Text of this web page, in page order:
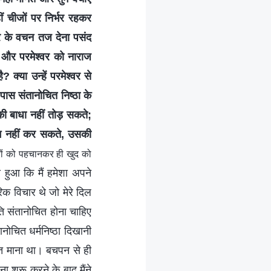
पर निर्भर रहकर
के वचन तज देना पसंद
परमेश्वर को नाराज
क्या उन्हें परमेश्वर से
संतानोचित निष्ठा के
बाधा नहीं तोड़ सकते;
नहीं कर सकते, उसकी
को पहचानकर ही खुद को
हुआ कि मैं हमेशा अपने
विचार थे जो मेरे दिल
होना चाहिए
धर्मनिष्ठा दिखानी
माना था। बचपन से ही